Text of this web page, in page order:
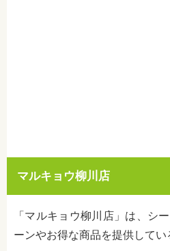
マルキョウ柳川店
「マルキョウ柳川店」は、シ
ーンやお得な商品を提供してい